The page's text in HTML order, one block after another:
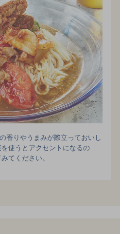
香りやうまみが際立っておいし
使うとアクセントになるの
てください。